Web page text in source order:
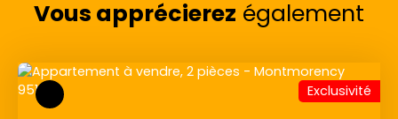
Vous apprécierez également
Exclusivité